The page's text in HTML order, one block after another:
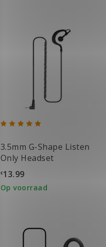
3.5mm G-Shape Listen
Only Headset
€13.99
Op voorraad